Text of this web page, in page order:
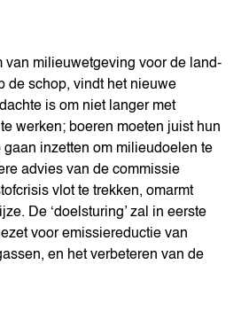
van milieuwetgeving voor de land-
de schop, vindt het nieuwe
is om niet langer met
werken; boeren moeten juist hun
inzetten om milieudoelen te
advies van de commissie
vlot te trekken, omarmt
De ‘doelsturing’ zal in eerste
voor emissiereductie van
en het verbeteren van de